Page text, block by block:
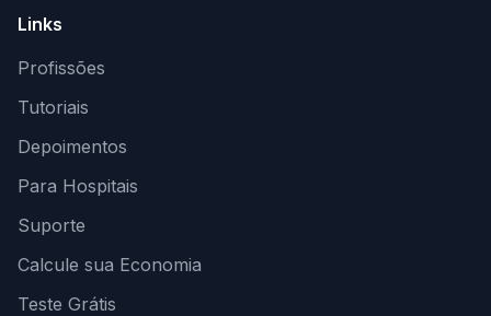
Links
Profissões
Tutoriais
Depoimentos
Para Hospitais
Suporte
Calcule sua Economia
Teste Grátis